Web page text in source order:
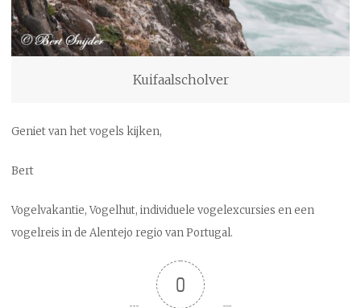
Kuifaalscholver
Geniet van het vogels kijken,
Bert
Vogelvakantie, Vogelhut, individuele vogelexcursies en een
vogelreis in de Alentejo regio van Portugal.
0